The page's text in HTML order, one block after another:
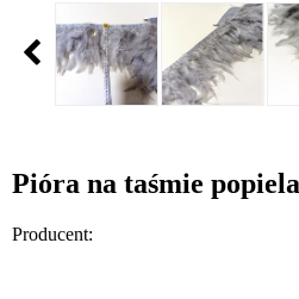
Pióra na taśmie
Producent: